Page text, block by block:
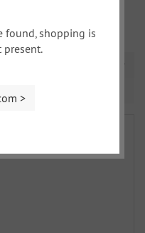
di acquisto. In tal
found, shopping is
present.
>